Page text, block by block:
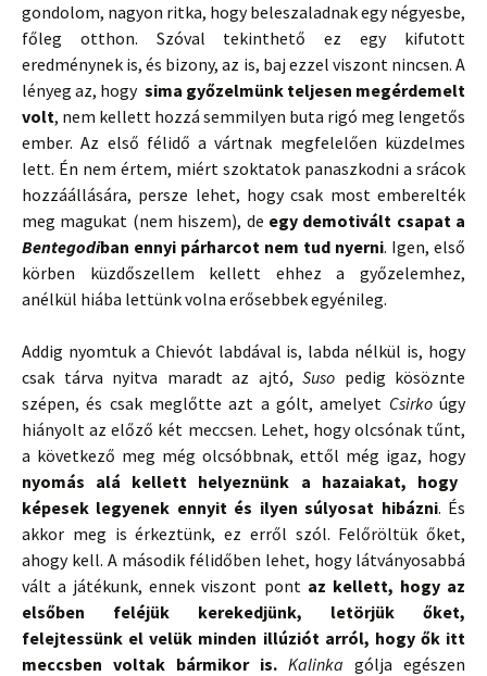
gondolom, nagyon ritka, hogy beleszaladnak egy négyesbe,
főleg otthon. Szóval tekinthető ez egy kifutott
eredménynek is, és bizony, az is, baj ezzel viszont nincsen. A
lényeg az, hogy sima győzelmünk teljesen megérdemelt
volt, nem kellett hozzá semmilyen buta rigó meg lengetős
ember. Az első félidő a vártnak megfelelően küzdelmes
lett. Én nem értem, miért szoktatok panaszkodni a srácok
hozzáállására, persze lehet, hogy csak most emberelték
meg magukat (nem hiszem), de egy demotivált csapat a
Bentegodiban ennyi párharcot nem tud nyerni. Igen, első
körben küzdőszellem kellett ehhez a győzelemhez,
anélkül hiába lettünk volna erősebbek egyénileg.
Addig nyomtuk a Chievót labdával is, labda nélkül is, hogy
csak tárva nyitva maradt az ajtó, Suso pedig kösöznte
szépen, és csak meglőtte azt a gólt, amelyet Csirkoúgy
hiányolt az előző két meccsen. Lehet, hogy olcsónak tűnt,
a következő meg még olcsóbbnak, ettől még igaz, hogy
nyomás alá kellett helyeznünk a hazaiakat, hogy
képesek legyenek ennyit és ilyen súlyosat hibázni. És
akkor meg is érkeztünk, ez erről szól. Felőröltük őket,
ahogy kell. A második félidőben lehet, hogy látványosabbá
vált a játékunk, ennek viszont pont az kellett, hogy az
elsőben feléjük kerekedjünk, letörjük őket,
felejtessünk el velük minden illúziót arról, hogy ők itt
meccsben voltak bármikor is. Kalinka gólja egészen